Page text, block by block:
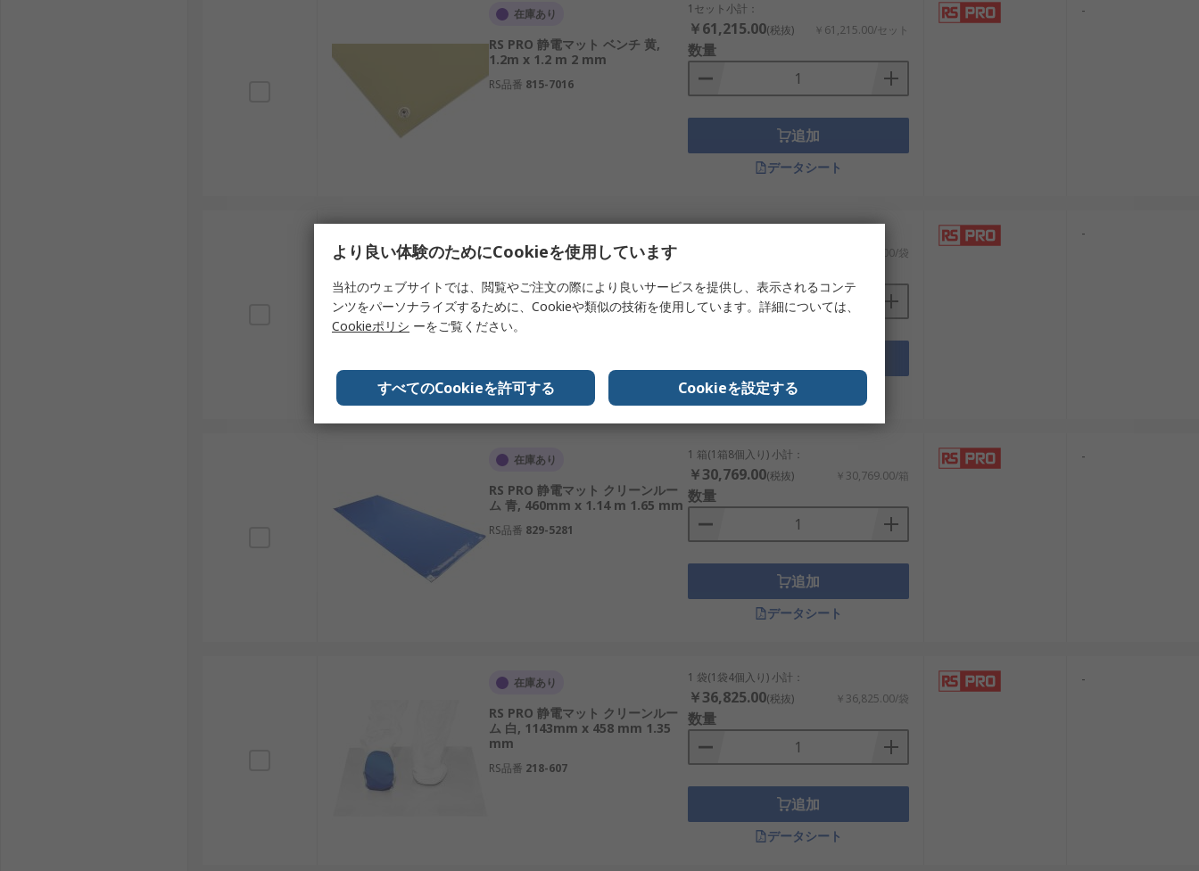
在庫あり
RS PRO 静電マット ベンチ 黄,
1.2m x 1.2 m 2 mm
RS品番 815-7016
1セット小計：
￥61,215.00(税抜) ￥61,215.00/セット
数量
追加
データシート
-
RS PRO 静電マット クリーンルー
ム 青, 1143mm x 458 mm 1.35
mm
RS品番
￥44,192.00/袋
データシート
-
在庫あり
RS PRO 静電マット クリーンルー
ム 青, 460mm x 1.14 m 1.65 mm
RS品番 829-5281
1 箱(1箱8個入り) 小計：
￥30,769.00(税抜) ￥30,769.00/箱
数量
追加
データシート
-
在庫あり
RS PRO 静電マット クリーンルー
ム 白, 1143mm x 458 mm 1.35
mm
RS品番 218-607
1 袋(1袋4個入り) 小計：
￥36,825.00(税抜) ￥36,825.00/袋
数量
追加
データシート
-
より良い体験のためにCookieを使用しています
当社のウェブサイトでは、閲覧やご注文の際により良いサービスを提供し、表示されるコンテ
ンツをパーソナライズするために、Cookieや類似の技術を使用しています。詳細については、
Cookieポリシ ーをご覧ください。
すべてのCookieを許可する Cookieを設定する